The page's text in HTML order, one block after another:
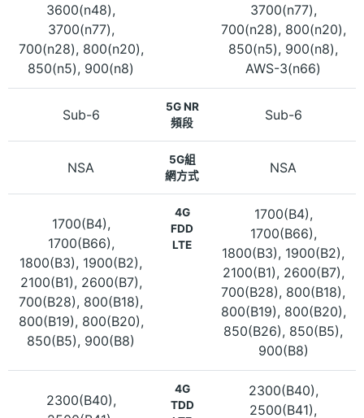
3600(n48),
3700(n77),
700(n28), 800(n20),
850(n5), 900(n8)
3700(n77),
700(n28), 800(n20),
850(n5), 900(n8),
AWS-3(n66)
Sub-6
5G NR
頻段
Sub-6
NSA
5G組
網方式
NSA
1700(B4),
1700(B66),
1800(B3), 1900(B2),
2100(B1), 2600(B7),
700(B28), 800(B18),
800(B19), 800(B20),
850(B5), 900(B8)
4G
FDD
LTE
1700(B4),
1700(B66),
1800(B3), 1900(B2),
2100(B1), 2600(B7),
700(B28), 800(B18),
800(B19), 800(B20),
850(B26), 850(B5),
900(B8)
2300(B40),
4G
TDD
2300(B40),
2500(B41),